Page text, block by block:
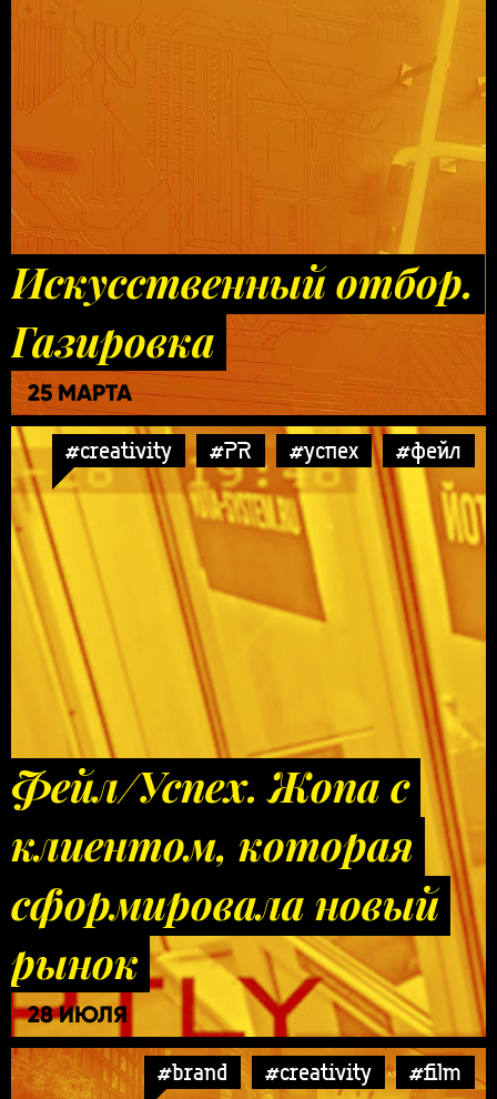
Искусственный отбор.
Газировка
25 МАРТА
#creativity #PR #успех #фейл
Фейл/Успех. Жопа с
клиентом, которая
сформировала новый
рынок
28 ИЮЛЯ
#brand #creativity
#film